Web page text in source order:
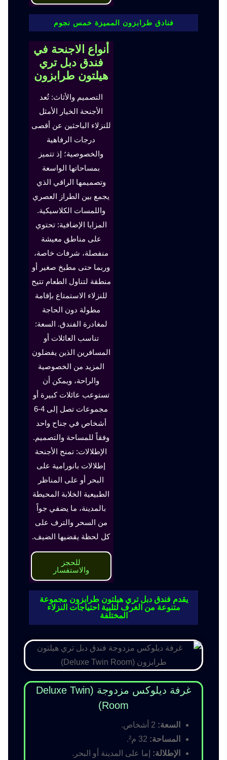
فنادق طرابزون المميزة خمس نجوم
أنواع الاجنحة في
فندق دبل تري
هيلتون طرابزون
التصميم والأثاث: تُعد
الأجنحة الخيار الأمثل
للنزلاء الباحثين عن أقصى
درجات الرفاهية
والخصوصية؛ إذ تتميز
بمساحاتها الواسعة
وتصميمها الراقي الذي
يجمع بين الطراز العصري
واللمسات الكلاسيكية.
المزايا الإضافية: تحتوي
على مناطق معيشة
منفصلة، شرفات خاصة،
وربما حتى مطبخ صغير أو
منطقة لتناول الطعام تتيح
للنزلاء الاستمتاع بإقامة
مطولة دون الحاجة
لمغادرة الفندق. السعة:
تناسب العائلات أو
المسافرين الذين يفضلون
المزيد من الخصوصية
والراحة، ويمكن أن
تستوعب عائلات كبيرة أو
مجموعات تصل إلى 4-6
أشخاص في جناح واحد
وفقاً للمساحة والتصميم.
الإطلالات: تمنح الأجنحة
إطلالات بانورامية على
البحر أو على المناظر
الطبيعية الخلابة المحيطة
بالمدينة، ما يضفي جواً
من السحر والترف على
كل لحظة يقضيها الضيف.
للحجز
والاستفسار
يقدم فندق دبل تري هيلتون طرابزون مجموعة
متنوعة من الغرف لتلبية احتياجات النزلاء
المختلفة
غرفة ديلوكس مزدوجة (Deluxe Twin
Room)
السعة:
المساحة:
الإطلالة: إما على المدينة أو البحر.